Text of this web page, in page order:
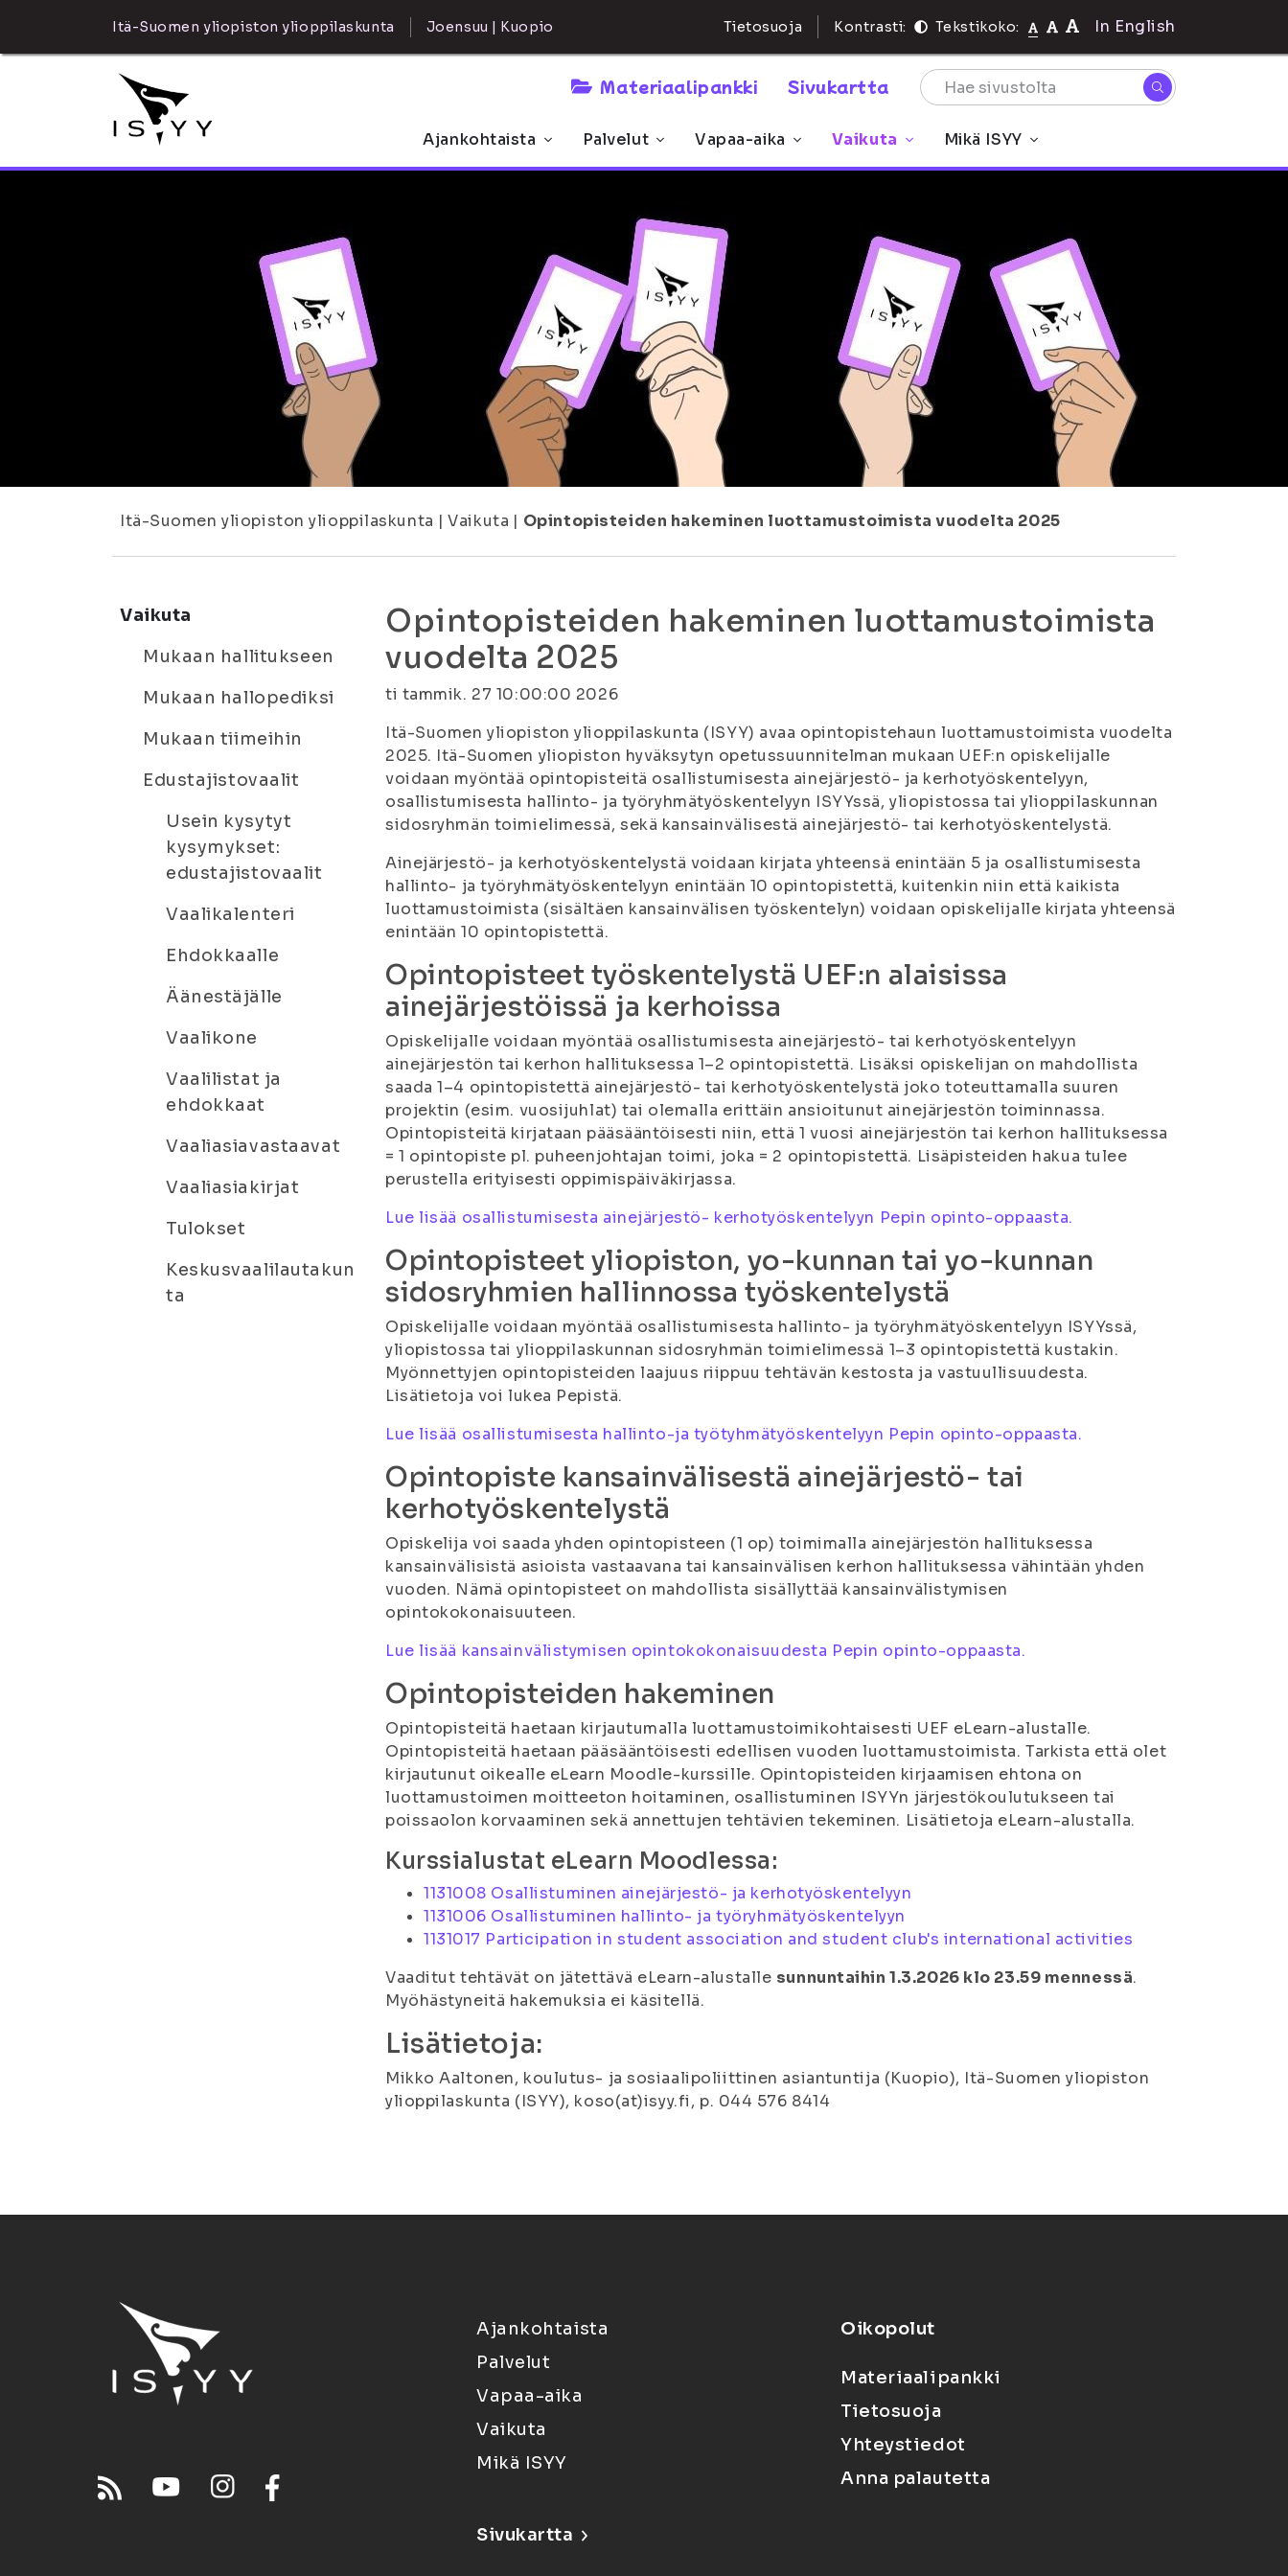
Itä-Suomen yliopiston ylioppilaskunta Joensuu | Kuopio Tietosuoja Kontrasti: Tekstikoko: In English
Materiaalipankki Sivukartta
Ajankohtaista Palvelut Vapaa-aika Vaikuta Mikä ISYY
Itä-Suomen yliopiston ylioppilaskunta | Vaikuta | Opintopisteiden hakeminen luottamustoimista vuodelta 2025
Vaikuta
Mukaan hallitukseen
Mukaan hallopediksi
Mukaan tiimeihin
Edustajistovaalit
Usein kysytyt
kysymykset:
edustajistovaalit
Vaalikalenteri
Ehdokkaalle
Äänestäjälle
Vaalikone
Vaalilistat ja
ehdokkaat
Vaaliasiavastaavat
Vaaliasiakirjat
Tulokset
Keskusvaalilautakun
ta
Opintopisteiden hakeminen luottamustoimista
vuodelta 2025
ti tammik. 27 10:00:00 2026
Itä-Suomen yliopiston ylioppilaskunta (ISYY) avaa opintopistehaun luottamustoimista vuodelta
2025. Itä-Suomen yliopiston hyväksytyn opetussuunnitelman mukaan UEF:n opiskelijalle
voidaan myöntää opintopisteitä osallistumisesta ainejärjestö- ja kerhotyöskentelyyn,
osallistumisesta hallinto- ja työryhmätyöskentelyyn ISYYssä, yliopistossa tai ylioppilaskunnan
sidosryhmän toimielimessä, sekä kansainvälisestä ainejärjestö- tai kerhotyöskentelystä.
Ainejärjestö- ja kerhotyöskentelystä voidaan kirjata yhteensä enintään 5 ja osallistumisesta
hallinto- ja työryhmätyöskentelyyn enintään 10 opintopistettä, kuitenkin niin että kaikista
luottamustoimista (sisältäen kansainvälisen työskentelyn) voidaan opiskelijalle kirjata yhteensä
enintään 10 opintopistettä.
Opintopisteet työskentelystä UEF:n alaisissa
ainejärjestöissä ja kerhoissa
Opiskelijalle voidaan myöntää osallistumisesta ainejärjestö- tai kerhotyöskentelyyn
ainejärjestön tai kerhon hallituksessa 1–2 opintopistettä. Lisäksi opiskelijan on mahdollista
saada 1–4 opintopistettä ainejärjestö- tai kerhotyöskentelystä joko toteuttamalla suuren
projektin (esim. vuosijuhlat) tai olemalla erittäin ansioitunut ainejärjestön toiminnassa.
Opintopisteitä kirjataan pääsääntöisesti niin, että 1 vuosi ainejärjestön tai kerhon hallituksessa
= 1 opintopiste pl. puheenjohtajan toimi, joka = 2 opintopistettä. Lisäpisteiden hakua tulee
perustella erityisesti oppimispäiväkirjassa.
Lue lisää osallistumisesta ainejärjestö- kerhotyöskentelyyn Pepin opinto-oppaasta.
Opintopisteet yliopiston, yo-kunnan tai yo-kunnan
sidosryhmien hallinnossa työskentelystä
Opiskelijalle voidaan myöntää osallistumisesta hallinto- ja työryhmätyöskentelyyn ISYYssä,
yliopistossa tai ylioppilaskunnan sidosryhmän toimielimessä 1–3 opintopistettä kustakin.
Myönnettyjen opintopisteiden laajuus riippuu tehtävän kestosta ja vastuullisuudesta.
Lisätietoja voi lukea Pepistä.
Lue lisää osallistumisesta hallinto-ja työtyhmätyöskentelyyn Pepin opinto-oppaasta.
Opintopiste kansainvälisestä ainejärjestö- tai
kerhotyöskentelystä
Opiskelija voi saada yhden opintopisteen (1 op) toimimalla ainejärjestön hallituksessa
kansainvälisistä asioista vastaavana tai kansainvälisen kerhon hallituksessa vähintään yhden
vuoden. Nämä opintopisteet on mahdollista sisällyttää kansainvälistymisen
opintokokonaisuuteen.
Lue lisää kansainvälistymisen opintokokonaisuudesta Pepin opinto-oppaasta.
Opintopisteiden hakeminen
Opintopisteitä haetaan kirjautumalla luottamustoimikohtaisesti UEF eLearn-alustalle.
Opintopisteitä haetaan pääsääntöisesti edellisen vuoden luottamustoimista. Tarkista että olet
kirjautunut oikealle eLearn Moodle-kurssille. Opintopisteiden kirjaamisen ehtona on
luottamustoimen moitteeton hoitaminen, osallistuminen ISYYn järjestökoulutukseen tai
poissaolon korvaaminen sekä annettujen tehtävien tekeminen. Lisätietoja eLearn-alustalla.
Kurssialustat eLearn Moodlessa:
1131008 Osallistuminen ainejärjestö- ja kerhotyöskentelyyn
1131006 Osallistuminen hallinto- ja työryhmätyöskentelyyn
1131017 Participation in student association and student club's international activities
Vaaditut tehtävät on jätettävä eLearn-alustalle sunnuntaihin 1.3.2026 klo 23.59 mennessä.
Myöhästyneitä hakemuksia ei käsitellä.
Lisätietoja:
Mikko Aaltonen, koulutus- ja sosiaalipoliittinen asiantuntija (Kuopio), Itä-Suomen yliopiston
ylioppilaskunta (ISYY), koso(at)isyy.fi, p. 044 576 8414
Ajankohtaista
Palvelut
Vapaa-aika
Vaikuta
Mikä ISYY
Sivukartta
Oikopolut
Materiaalipankki
Tietosuoja
Yhteystiedot
Anna palautetta